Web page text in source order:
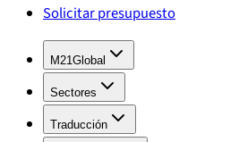
Solicitar presupuesto
M21Global
Sectores
Traducción